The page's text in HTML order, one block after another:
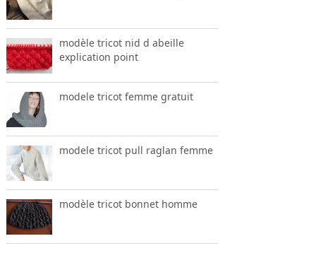
modèle tricot nid d abeille
explication point
modele tricot femme gratuit
modele tricot pull raglan femme
modèle tricot bonnet homme